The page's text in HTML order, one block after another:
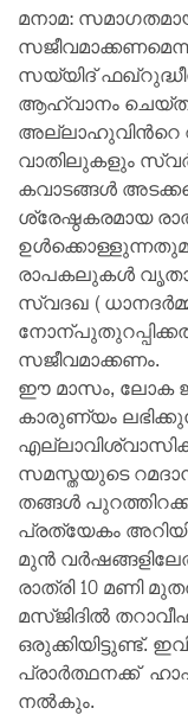
മനാമ:
സയ്യിദ്
ആഹ്വാനം
അല്ലാഹുവിന്‍റെ
വാതിലുകളും
കവാടങ്ങള്‍
ശ്രേഷ്ഠകരമായ
രാപകലുകള്‍
സ്വദഖ
സജീവമാക്കണം.
ഈ മാസം, ലോക
കാരുണ്യം
സമസ്തയുടെ
തങ്ങള്‍
പ്രത്യേകം
മുന്‍
രാത്രി 10 മണി
മസ്ജിദില്‍
പ്രാര്‍ത്ഥനക്ക്
നല്‍കും.